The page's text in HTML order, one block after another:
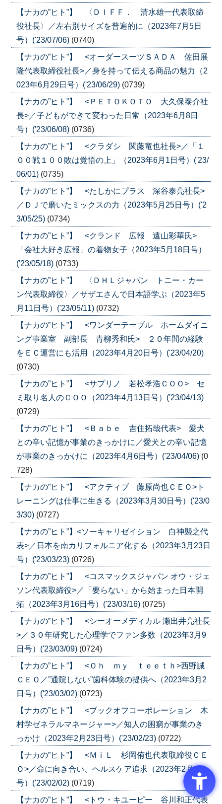
【ナカの”ヒト”】 〈ＤＩＦＦ． 清水雄一代表取締
役社長〉／左右別サイズを普遍的に（2023年7月5日
号）('23/07/06) (0740)
【ナカの”ヒト”】 <オーダースーツＳＡＤＡ 佐田展
隆代表取締役社長>／身を持って伝える商品の魅力（2
023年6月29日号）('23/06/29) (0739)
【ナカの”ヒト”】 <ＰＥＴＯＫＯＴＯ 大久保泰介社
長>／子どもができて変わった日常（2023年6月8日
号）('23/06/08) (0736)
【ナカの”ヒト”】 <クラダシ 関藤竜也社長>／「１
００戦１００敗は覚悟の上」（2023年6月1日号）('23/
06/01) (0735)
【ナカの”ヒト”】 <たしかにプラス 深谷泰亮社長>
／ＤＪで磨いたミックスの力（2023年5月25日号）('2
3/05/25) (0734)
【ナカの”ヒト”】 <クランド 広報 遠山彩華氏>
「会社大好き広報」の着物女子（2023年5月18日号）
('23/05/18) (0733)
【ナカの”ヒト”】 〈ＤＨＬジャパン トニー・カー
ン代表取締役〉／サザエさんで日本語学ぶ（2023年5
月11日号）('23/05/11) (0732)
【ナカの”ヒト”】 <ワンダーテーブル ホームダイニ
ング事業室 副部長 青柳秀和氏> ２０年間の経験
をＥＣ運営にも活用（2023年4月20日号）('23/04/20)
(0730)
【ナカの”ヒト”】 <サプリノ 若松孝浩ＣＯＯ> セ
ミ取り名人のＣＯＯ（2023年4月13日号）('23/04/13)
(0729)
【ナカの”ヒト”】 <Ｂａｂｅ 吉住拓哉代表> 愛犬
との辛い記憶が事業のきっかけに／愛犬との辛い記憶
が事業のきっかけに（2023年4月6日号）('23/04/06) (0
728)
【ナカの”ヒト”】 <アクティブ 藤原尚也ＣＥＯ>ト
レーニングは仕事に生きる（2023年3月30日号）('23/0
3/30) (0727)
【ナカの”ヒト”】<ソーキャリゼイション 白神襲之代
表>／日本を南カリフォルニア化する（2023年3月23日
号）('23/03/23) (0726)
【ナカの”ヒト”】 <コスマックスジャパン オウ・ジェ
ソン代表取締役>／「要らない」から始まった日本開
拓（2023年3月16日号）('23/03/16) (0725)
【ナカの”ヒト”】 <シーオーメディカル 瀬出井亮社長
>／３０年研究した心理学でファン多数（2023年3月9
日号）('23/03/09) (0724)
【ナカの”ヒト”】 <Ｏｈ ｍｙ ｔｅｅｔｈ>西野誠
ＣＥＯ／”通院しない”歯科体験の提供へ（2023年3月2
日号）('23/03/02) (0723)
【ナカの”ヒト”】 <ブックオフコーポレーション 木
村学ゼネラルマネージャー>／知人の困窮が事業のき
っかけ（2023年2月23日号）('23/02/23) (0722)
【ナカの”ヒト”】 <ＭｉＬ 杉岡侑也代表取締役ＣＥ
Ｏ>／命に向き合い、ヘルスケア追求（2023年2月2日
号）('23/02/02) (0719)
【ナカの”ヒト”】 <トウ・キユーピー 谷川和正代表